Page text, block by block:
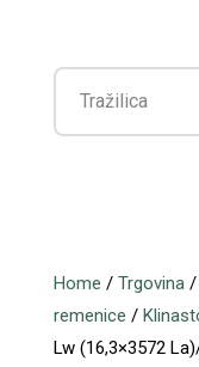
Home / Trgovina/
remenice /
Lw (16,3×3572